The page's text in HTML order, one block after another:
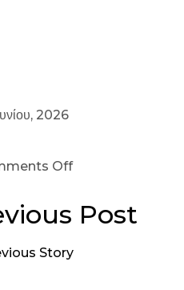
2026
Off
Post
Story